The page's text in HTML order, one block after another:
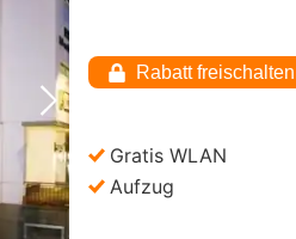
Nächstes Bild
Rabatt freischalten
Gratis WLAN
Aufzug